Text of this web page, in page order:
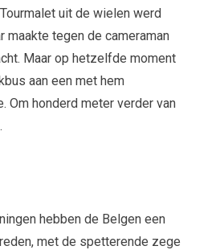
uit de wielen werd
maakte tegen de cameraman
Maar op hetzelfde moment
aan een met hem
Om honderd meter verder van
hebben de Belgen een
met de spetterende zege